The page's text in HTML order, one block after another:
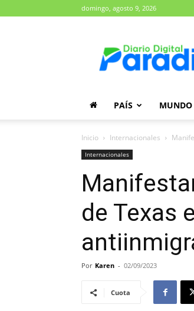
domingo, agosto 9, 2026
PAÍS MUNDO
Inicio Internacionales
Internacionales
de Texas
Por Karen - 02/09/2023
Cuota